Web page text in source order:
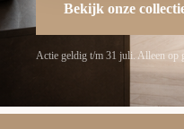
Bekijk onze
Actie geldig t/m 31 juli. Alleen op